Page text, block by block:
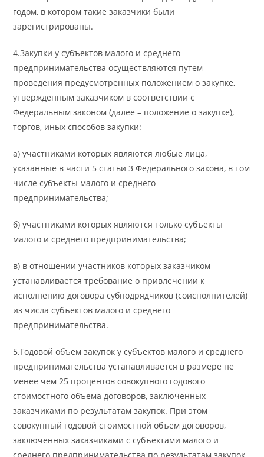
годом, в котором такие заказчики были
зарегистрированы.
4.Закупки у субъектов малого и среднего
предпринимательства осуществляются путем
проведения предусмотренных положением о закупке,
утвержденным заказчиком в соответствии с
Федеральным законом (далее – положение о закупке),
торгов, иных способов закупки:
а) участниками которых являются любые лица,
указанные в части 5 статьи 3 Федерального закона, в том
числе субъекты малого и среднего
предпринимательства;
б) участниками которых являются только субъекты
малого и среднего предпринимательства;
в) в отношении участников которых заказчиком
устанавливается требование о привлечении к
исполнению договора субподрядчиков (соисполнителей)
из числа субъектов малого и среднего
предпринимательства.
5.Годовой объем закупок у субъектов малого и среднего
предпринимательства устанавливается в размере не
менее чем 25 процентов совокупного годового
стоимостного объема договоров, заключенных
заказчиками по результатам закупок. При этом
совокупный годовой стоимостной объем договоров,
заключенных заказчиками с субъектами малого и